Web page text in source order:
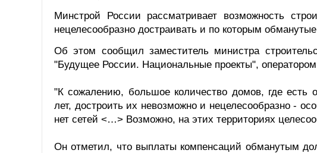
Минстрой России рассматривает возможность
нецелесообразно достраивать и по которым
Об этом сообщил заместитель министра
"Будущее России. Национальные проекты",
"К сожалению, большое количество домов, где
лет, достроить их невозможно и нецелесообразно -
нет сетей <…> Возможно, на этих территориях
Он отметил, что выплаты компенсаций обманутым